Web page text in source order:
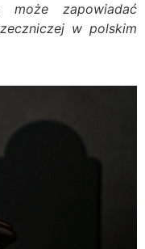
może zapowiadać
w polskim